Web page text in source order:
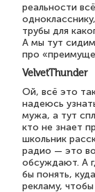
реальности
трубы для
А мы тут
про
VelvetThunder
Ой, всё это
надеюсь
мужа, а тут
кто не знает
школьник
радио — это
обсуждают. А
бы понять,
рекламу,